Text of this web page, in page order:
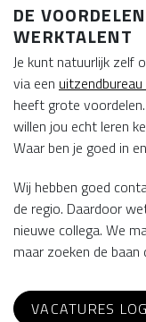
DE
WERKTALENT
Je kunt natuurlijk zelf
via een
heeft grote
willen jou echt leren
Waar ben je goed in
Wij hebben goed
de regio. Daardoor
nieuwe collega. We
maar zoeken de
VACATURES